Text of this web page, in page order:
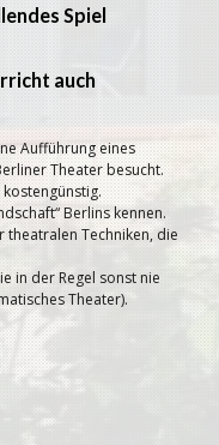
Spiel
auch
Aufführung eines
Theater besucht.
Berlins kennen.
theatralen Techniken, die
in der Regel sonst nie
Theater).